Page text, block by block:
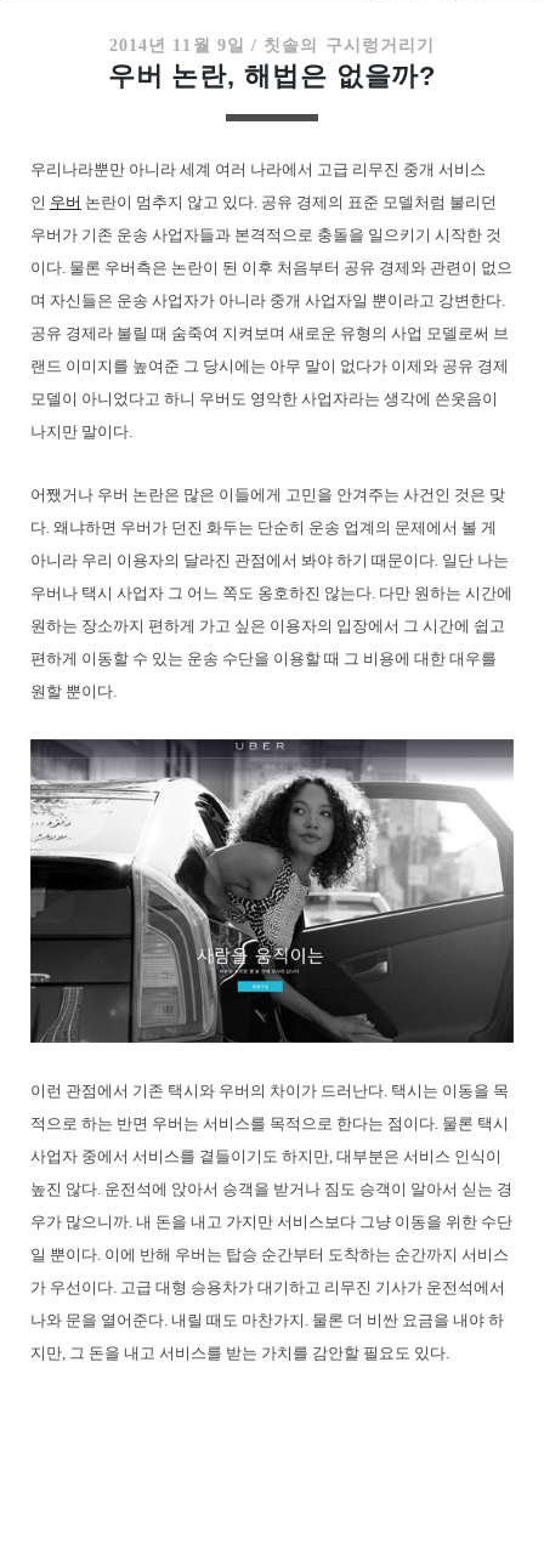
2014년 11월 9일 / 칫솔의 구시렁거리기
우버 논란, 해법은 없을까?
우리나라뿐만 아니라 세계 여러 나라에서 고급 리무진 중개 서비스
인 우버 논란이 멈추지 않고 있다. 공유 경제의 표준 모델처럼 불리던
우버가 기존 운송 사업자들과 본격적으로 충돌을 일으키기 시작한 것
이다. 물론 우버측은 논란이 된 이후 처음부터 공유 경제와 관련이 없으
며 자신들은 운송 사업자가 아니라 중개 사업자일 뿐이라고 강변한다.
공유 경제라 불릴 때 숨죽여 지켜보며 새로운 유형의 사업 모델로써 브
랜드 이미지를 높여준 그 당시에는 아무 말이 없다가 이제와 공유 경제
모델이 아니었다고 하니 우버도 영악한 사업자라는 생각에 쓴웃음이
나지만 말이다.
어쨌거나 우버 논란은 많은 이들에게 고민을 안겨주는 사건인 것은 맞
다. 왜냐하면 우버가 던진 화두는 단순히 운송 업계의 문제에서 볼 게
아니라 우리 이용자의 달라진 관점에서 봐야 하기 때문이다. 일단 나는
우버나 택시 사업자 그 어느 쪽도 옹호하진 않는다. 다만 원하는 시간에
원하는 장소까지 편하게 가고 싶은 이용자의 입장에서 그 시간에 쉽고
편하게 이동할 수 있는 운송 수단을 이용할 때 그 비용에 대한 대우를
원할 뿐이다.
이런 관점에서 기존 택시와 우버의 차이가 드러난다. 택시는 이동을 목
적으로 하는 반면 우버는 서비스를 목적으로 한다는 점이다. 물론 택시
사업자 중에서 서비스를 곁들이기도 하지만, 대부분은 서비스 인식이
높진 않다. 운전석에 앉아서 승객을 받거나 짐도 승객이 알아서 싣는 경
우가 많으니까. 내 돈을 내고 가지만 서비스보다 그냥 이동을 위한 수단
일 뿐이다. 이에 반해 우버는 탑승 순간부터 도착하는 순간까지 서비스
가 우선이다. 고급 대형 승용차가 대기하고 리무진 기사가 운전석에서
나와 문을 열어준다. 내릴 때도 마찬가지. 물론 더 비싼 요금을 내야 하
지만, 그 돈을 내고 서비스를 받는 가치를 감안할 필요도 있다.